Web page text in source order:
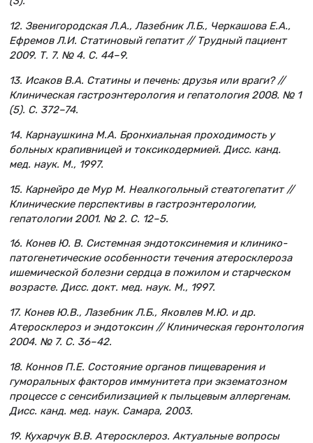
12. Звенигородская Л.А., Лазебник Л.Б., Черкашова Е.А.,
Ефремов Л.И. Статиновый гепатит // Трудный пациент
2009. Т. 7. № 4. С. 44–9.
13. Исаков В.А. Статины и печень: друзья или враги? //
Клиническая гастроэнтерология и гепатология 2008. № 1
(5). С. 372–74.
14. Карнаушкина М.А. Бронхиальная проходимость у
больных крапивницей и токсикодермией. Дисс. канд.
мед. наук. М., 1997.
15. Карнейро де Мур М. Неалкогольный стеатогепатит //
Клинические перспективы в гастроэнтерологии,
гепатологии 2001. № 2. С. 12–5.
16. Конев Ю. В. Системная эндотоксинемия и клинико-
патогенетические особенности течения атеросклероза
ишемической болезни сердца в пожилом и старческом
возрасте. Дисс. докт. мед. наук. М., 1997.
17. Конев Ю.В., Лазебник Л.Б., Яковлев М.Ю. и др.
Атеросклероз и эндотоксин // Клиническая геронтология
2004. № 7. С. 36–42.
18. Коннов П.Е. Состояние органов пищеварения и
гуморальных факторов иммунитета при экзематозном
процессе с сенсибилизацией к пыльцевым аллергенам.
Дисс. канд. мед. наук. Самара, 2003.
19. Кухарчук В.В. Атеросклероз. Актуальные вопросы